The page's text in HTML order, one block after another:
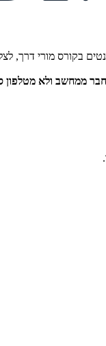
בקורס מורי דרך,
ממחשב ולא מטלפון